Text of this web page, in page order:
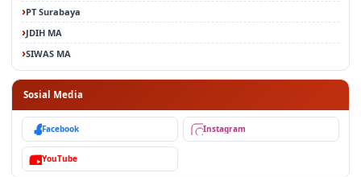
JDIH MA
SIWAS MA
Sosial Media
Facebook Instagram
YouTube